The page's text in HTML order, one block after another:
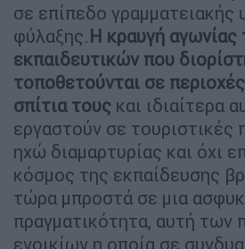
σε επίπεδο γραμματειακής
φύλαξης. Η κραυγή αγωνίας
εκπαιδευτικών που
τοποθετούνται σε
σπίτια τους και ιδιαίτερα
εργαστούν σε τουριστικές
ηχώ διαμαρτυρίας και όχι
κόσμος της εκπαίδευσης
τώρα μπροστά σε μια
πραγματικότητα, αυτή των
ενοικίων η οποία σε